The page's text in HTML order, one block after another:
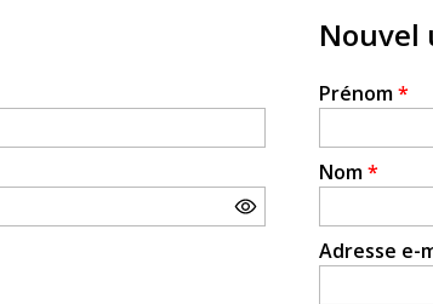
Nouvel
Prénom*
Nom*
Adresse e-